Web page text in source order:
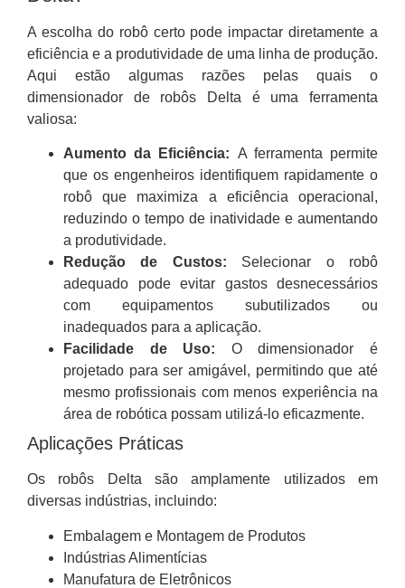
A escolha do robô certo pode impactar diretamente a
eficiência e a produtividade de uma linha de produção.
Aqui estão algumas razões pelas quais o
dimensionador de robôs Delta é uma ferramenta
valiosa:
Aumento da Eficiência: A ferramenta permite
que os engenheiros identifiquem rapidamente o
robô que maximiza a eficiência operacional,
reduzindo o tempo de inatividade e aumentando
a produtividade.
Redução de Custos: Selecionar o robô
adequado pode evitar gastos desnecessários
com equipamentos subutilizados ou
inadequados para a aplicação.
Facilidade de Uso: O dimensionador é
projetado para ser amigável, permitindo que até
mesmo profissionais com menos experiência na
área de robótica possam utilizá-lo eficazmente.
Aplicações Práticas
Os robôs Delta são amplamente utilizados em
diversas indústrias, incluindo:
Embalagem e Montagem de Produtos
Indústrias Alimentícias
Manufatura de Eletrônicos